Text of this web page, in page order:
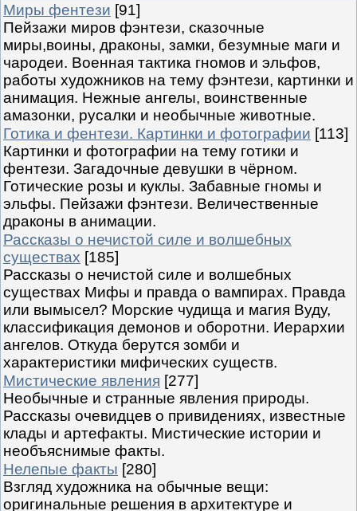
Миры фентези [91]
Пейзажи миров фэнтези, сказочные
миры,воины, драконы, замки, безумные маги и
чародеи. Военная тактика гномов и эльфов,
работы художников на тему фэнтези, картинки и
анимация. Нежные ангелы, воинственные
амазонки, русалки и необычные животные.
Готика и фентези. Картинки и фотографии [113]
Картинки и фотографии на тему готики и
фентези. Загадочные девушки в чёрном.
Готические розы и куклы. Забавные гномы и
эльфы. Пейзажи фэнтези. Величественные
драконы в анимации.
Рассказы о нечистой силе и волшебных
существах [185]
Рассказы о нечистой силе и волшебных
существах Мифы и правда о вампирах. Правда
или вымысел? Морские чудища и магия Вуду,
классификация демонов и оборотни. Иерархии
ангелов. Откуда берутся зомби и
характеристики мифических существ.
Мистические явления [277]
Необычные и странные явления природы.
Рассказы очевидцев о привидениях, известные
клады и артефакты. Мистические истории и
необъяснимые факты.
Нелепые факты [280]
Взгляд художника на обычные вещи:
оригинальные решения в архитектуре и